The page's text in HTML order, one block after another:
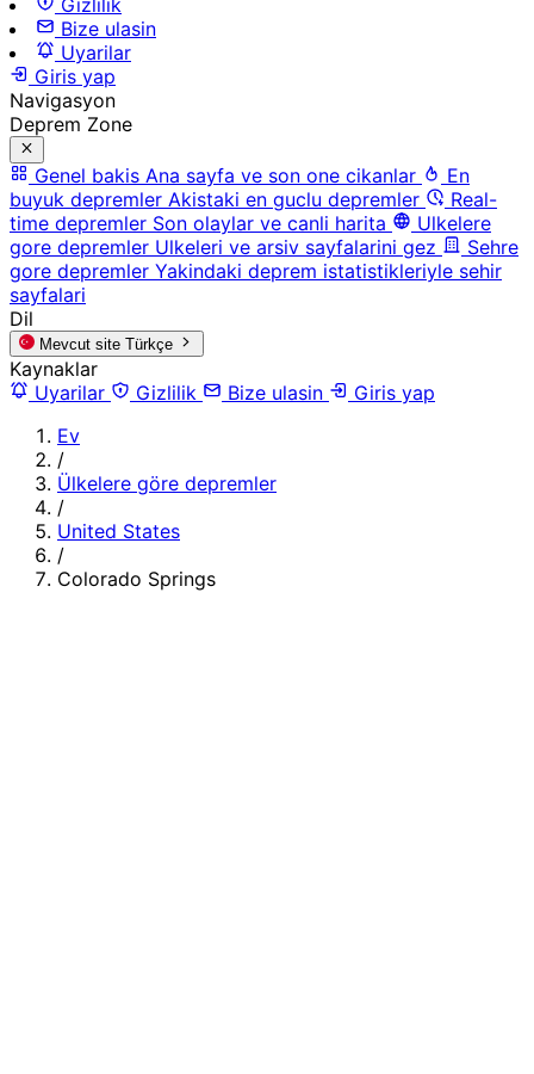
Gizlilik
Bize ulasin
Uyarilar
Giris yap
Navigasyon
Deprem Zone
Genel bakis Ana sayfa ve son one cikanlar
En
buyuk depremler Akistaki en guclu depremler
Real-
time depremler Son olaylar ve canli harita
Ulkelere
gore depremler Ulkeleri ve arsiv sayfalarini gez
Sehre
gore depremler Yakindaki deprem istatistikleriyle sehir
sayfalari
Dil
Mevcut site Türkçe
Kaynaklar
Uyarilar
Gizlilik Bize ulasin
Giris yap
Ev
/
Ülkelere göre depremler
/
United States
/
Colorado Springs